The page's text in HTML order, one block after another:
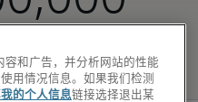
和广告，并分析网站的性能
用情况信息。如果我们检测
的个人信息链接选择退出某